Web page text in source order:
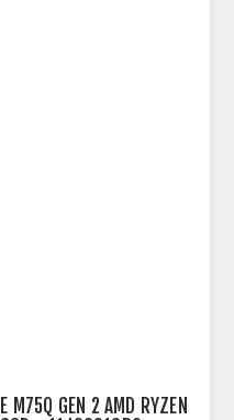
M75Q GEN 2 AMD RYZEN